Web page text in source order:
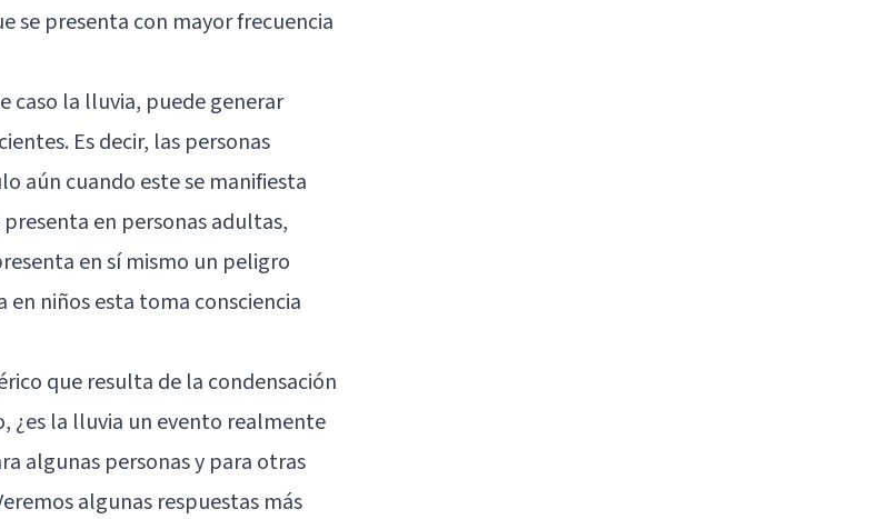
se presenta con mayor frecuencia
caso la lluvia, puede generar
Es decir, las personas
aún cuando este se manifiesta
en personas adultas,
en sí mismo un peligro
niños esta toma consciencia
que resulta de la condensación
¿es la lluvia un evento realmente
algunas personas y para otras
algunas respuestas más